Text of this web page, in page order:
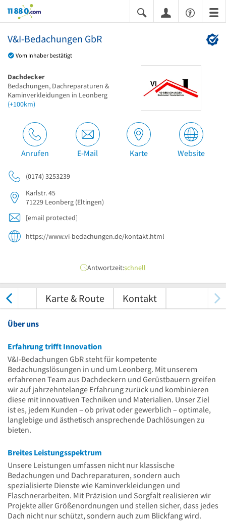
11880.com
V&I-Bedachungen GbR
Vom Inhaber bestätigt
Dachdecker
Bedachungen, Dachreparaturen &
Kaminverkleidungen in Leonberg
(+100km)
Anrufen E-Mail Karte Website
(0174) 3253239
Karlstr. 45
71229 Leonberg (Eltingen)
[email protected]
https://www.vi-bedachungen.de/kontakt.html
Antwortzeit:schnell
Karte & Route Kontakt
Über uns
Erfahrung trifft Innovation
V&I-Bedachungen GbR steht für kompetente
Bedachungslösungen in und um Leonberg. Mit unserem
erfahrenen Team aus Dachdeckern und Gerüstbauern greifen
wir auf jahrzehntelange Erfahrung zurück und kombinieren
diese mit innovativen Techniken und Materialien. Unser Ziel
ist es, jedem Kunden – ob privat oder gewerblich – optimale,
langlebige und ästhetisch ansprechende Dachlösungen zu
bieten.
Breites Leistungsspektrum
Unsere Leistungen umfassen nicht nur klassische
Bedachungen und Dachreparaturen, sondern auch
spezialisierte Dienste wie Kaminverkleidungen und
Flaschnerarbeiten. Mit Präzision und Sorgfalt realisieren wir
Projekte aller Größenordnungen und stellen sicher, dass jedes
Dach nicht nur schützt, sondern auch zum Blickfang wird.